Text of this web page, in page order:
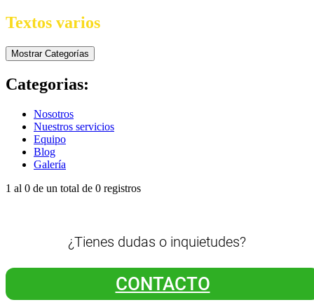
Textos varios
Mostrar Categorías
Categorias:
Nosotros
Nuestros servicios
Equipo
Blog
Galería
1 al 0 de un total de 0 registros
¿Tienes dudas o inquietudes?
CONTACTO